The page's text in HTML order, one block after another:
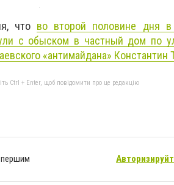
что во второй половине дня в
с обыском в частный дом по
«антимайдана» Константин
Ctrl + Enter, щоб повідомити про це редакцію
першим